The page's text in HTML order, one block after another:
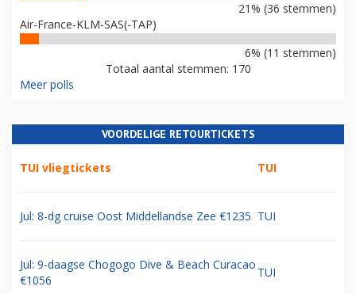
21% (36 stemmen)
Air-France-KLM-SAS(-TAP)
6% (11 stemmen)
Totaal aantal stemmen: 170
Meer polls
VOORDELIGE RETOURTICKETS
TUI vliegtickets TUI
Jul: 8-dg cruise Oost Middellandse Zee €1235 TUI
Jul: 9-daagse Chogogo Dive & Beach Curacao
€1056
TUI